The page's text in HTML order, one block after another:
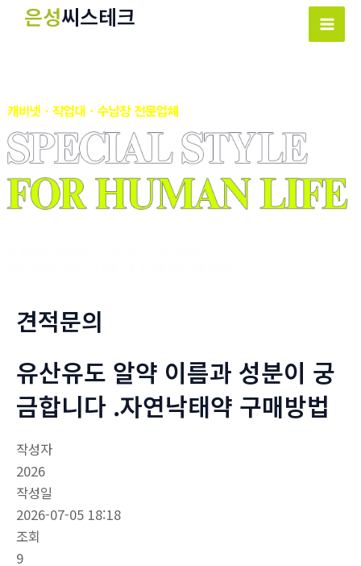
너
뛰
기
은성씨스테크
Main
견적문의
유산유도 알약 이름과 성분이 궁
금합니다 .자연낙­태약 구매방법
작성자
2026
작성일
2026-07-05 18:18
조회
9